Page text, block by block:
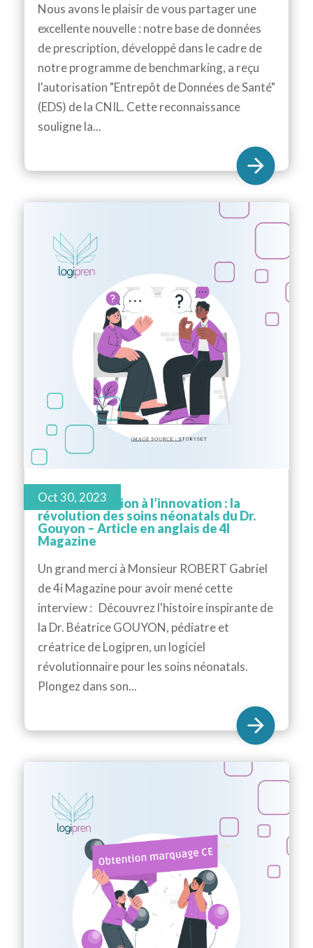
Nous avons le plaisir de vous partager une
excellente nouvelle : notre base de données
de prescription, développé dans le cadre de
notre programme de benchmarking, a reçu
l'autorisation "Entrepôt de Données de Santé"
(EDS) de la CNIL. Cette reconnaissance
souligne la...
De la compassion à l’innovation : la
révolution des soins néonatals du Dr.
Gouyon – Article en anglais de 4I
Magazine
Oct 30, 2023
Un grand merci à Monsieur ROBERT Gabriel
de 4i Magazine pour avoir mené cette
interview : Découvrez l'histoire inspirante de
la Dr. Béatrice GOUYON, pédiatre et
créatrice de Logipren, un logiciel
révolutionnaire pour les soins néonatals.
Plongez dans son...